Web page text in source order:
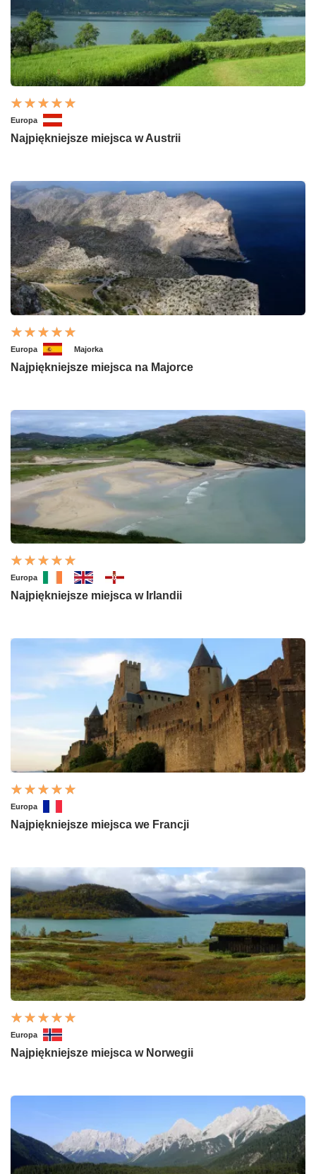
Europa
Najpiękniejsze miejsca w Austrii
Europa Majorka
Najpiękniejsze miejsca na Majorce
Europa
Najpiękniejsze miejsca w Irlandii
Europa
Najpiękniejsze miejsca we Francji
Europa
Najpiękniejsze miejsca w Norwegii